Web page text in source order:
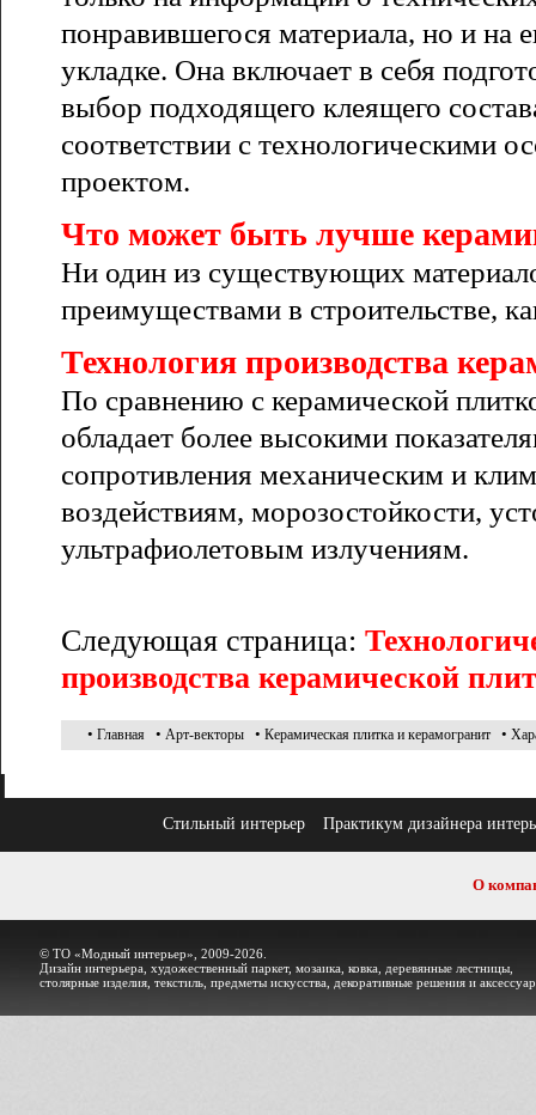
понравившегося материала, но и на
укладке. Она включает в себя
выбор подходящего клеящего
соответствии с технологическими
проектом.
Что может быть лучше
Ни один из существующих
преимуществами в строительстве,
Технология производства
По сравнению с керамической
обладает более высокими
сопротивления механическим и
воздействиям, морозостойкости,
ультрафиолетовым излучениям.
Следующая страница:
производства керамической
• Главная • Арт-векторы • Керамическая плитка и керамогранит •
Стильный интерьер Практикум дизайнера
О
© ТО «Модный интерьер», 2009-2026.
Дизайн интерьера, художественный паркет, мозаика, ковка, деревянные лестницы,
столярные изделия, текстиль, предметы искусства, декоративные решения и